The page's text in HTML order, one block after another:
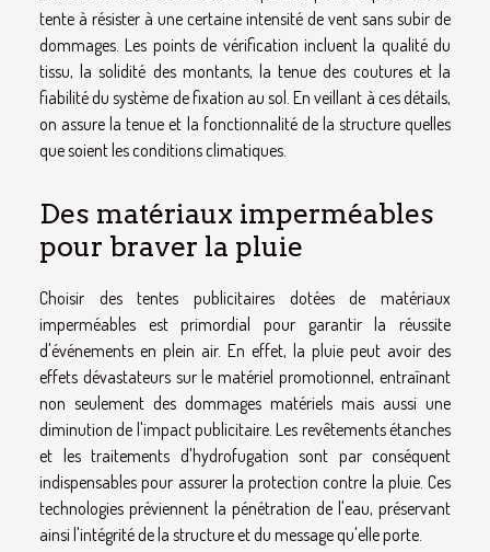
tente à résister à une certaine intensité de vent sans subir de
dommages. Les points de vérification incluent la qualité du
tissu, la solidité des montants, la tenue des coutures et la
fiabilité du système de fixation au sol. En veillant à ces détails,
on assure la tenue et la fonctionnalité de la structure quelles
que soient les conditions climatiques.
Des matériaux imperméables
pour braver la pluie
Choisir des tentes publicitaires dotées de matériaux
imperméables est primordial pour garantir la réussite
d'événements en plein air. En effet, la pluie peut avoir des
effets dévastateurs sur le matériel promotionnel, entraînant
non seulement des dommages matériels mais aussi une
diminution de l'impact publicitaire. Les revêtements étanches
et les traitements d'hydrofugation sont par conséquent
indispensables pour assurer la protection contre la pluie. Ces
technologies préviennent la pénétration de l'eau, préservant
ainsi l'intégrité de la structure et du message qu'elle porte.